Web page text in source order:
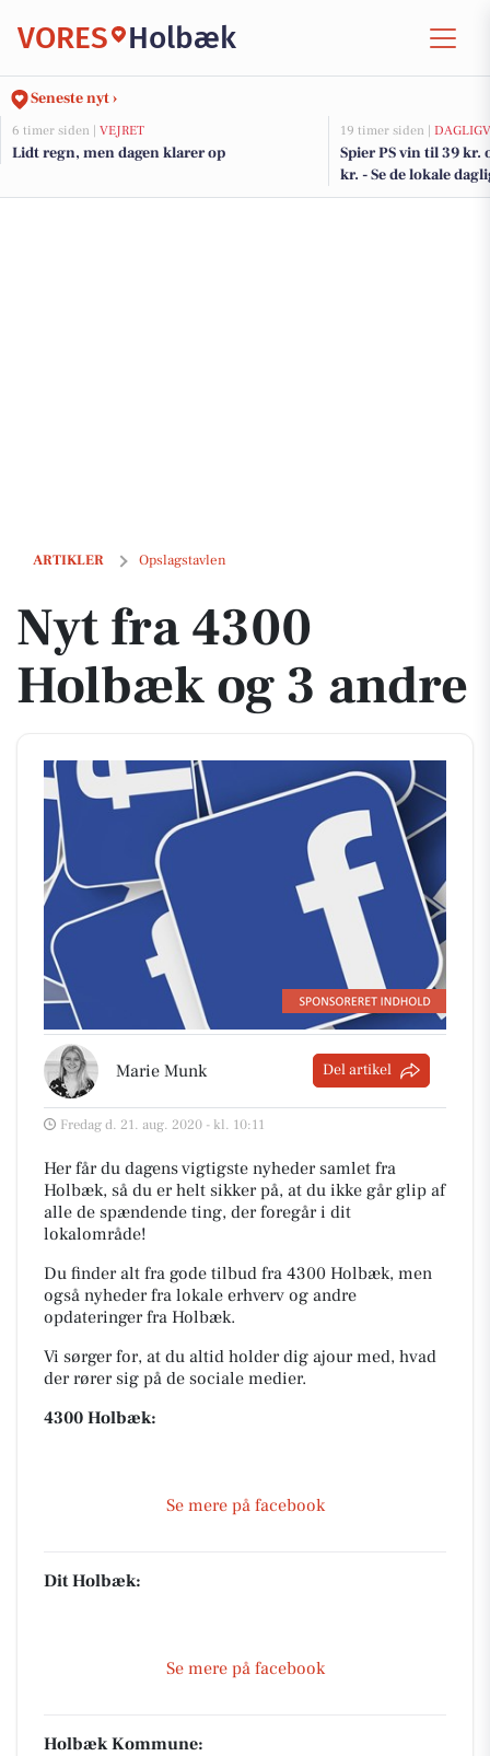
VORES Holbæk
Seneste nyt ›
6 timer siden | VEJRET
Lidt regn, men dagen klarer op
19 timer siden |
Spier PS vin til 39 kr.
kr. - Se de lokale
ARTIKLER Opslagstavlen
Nyt fra 4300 Holbæk og 3 andre
Nyt fra 4300
Holbæk og 3 andre
Marie Munk Del artikel
Fredag d. 21. aug. 2020 - kl. 10:11
Her får du dagens vigtigste nyheder samlet fra
Holbæk, så du er helt sikker på, at du ikke går glip af
alle de spændende ting, der foregår i dit
lokalområde!
Du finder alt fra gode tilbud fra 4300 Holbæk, men
også nyheder fra lokale erhverv og andre
opdateringer fra Holbæk.
Vi sørger for, at du altid holder dig ajour med, hvad
der rører sig på de sociale medier.
4300 Holbæk:
Se mere på facebook
Dit Holbæk:
Se mere på facebook
Holbæk Kommune: